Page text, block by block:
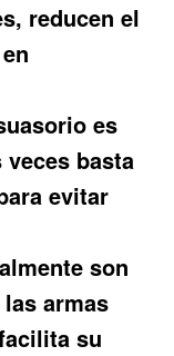
reducen el
es
basta
evitar
son
armas
su